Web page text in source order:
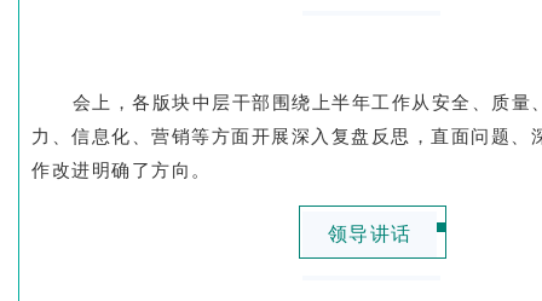
会上，各版块中层干部围绕上半年工作从安全、质量
力、信息化、营销等方面开展深入复盘反思，直面问题、
作改进明确了方向。
领导讲话